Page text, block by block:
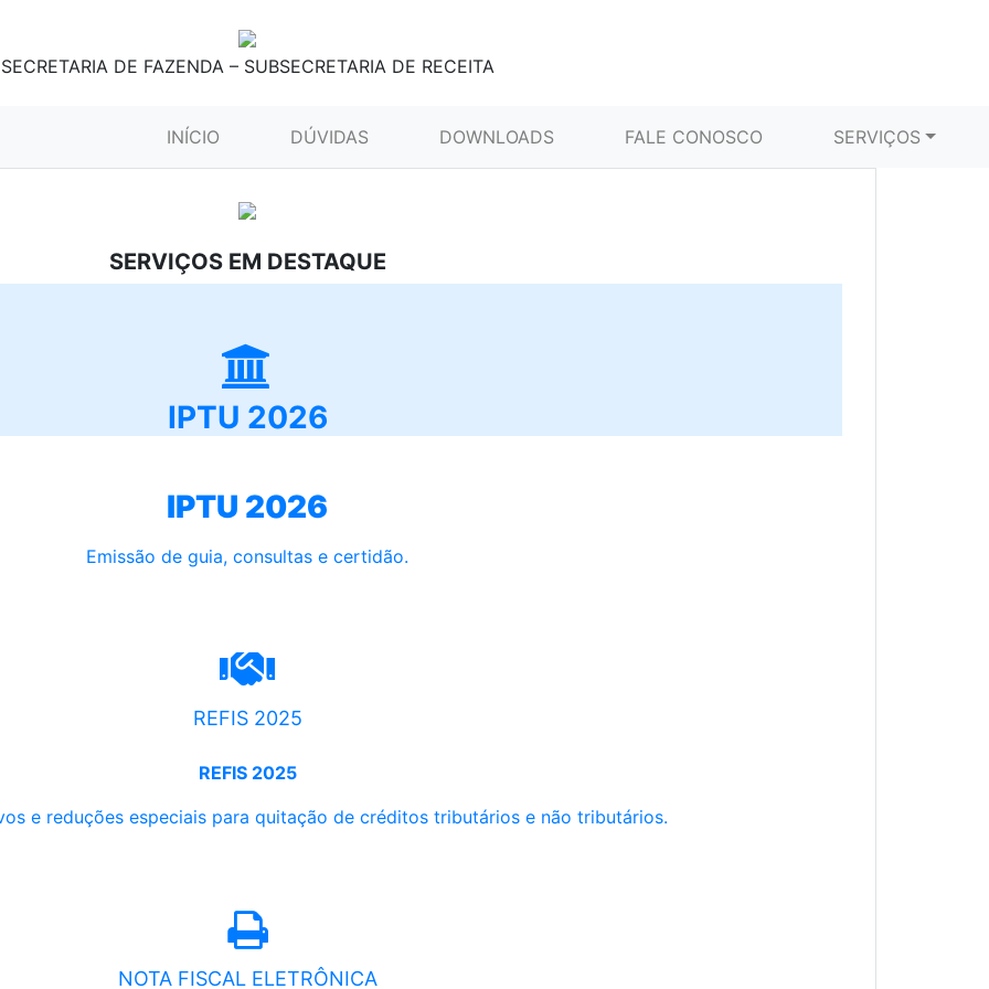
SECRETARIA DE FAZENDA – SUBSECRETARIA DE RECEITA
INÍCIO (CURRENT)DÚVIDAS DOWNLOADS FALE CONOSCO SERVIÇOS
SERVIÇOS EM DESTAQUE
IPTU 2026
IPTU 2026
Emissão de guia, consultas e certidão.
REFIS 2025
REFIS 2025
e reduções especiais para quitação de créditos tributários e não tributários.
NOTA FISCAL ELETRÔNICA